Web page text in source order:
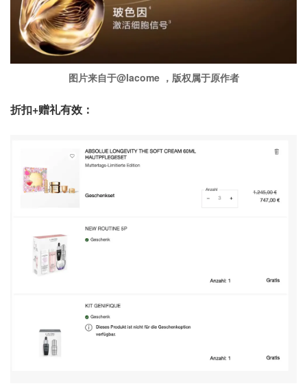
图片来自于@lacome ，版权属于原作者
折扣+赠礼有效：